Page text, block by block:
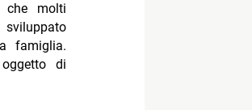
che molti
famiglia.
di